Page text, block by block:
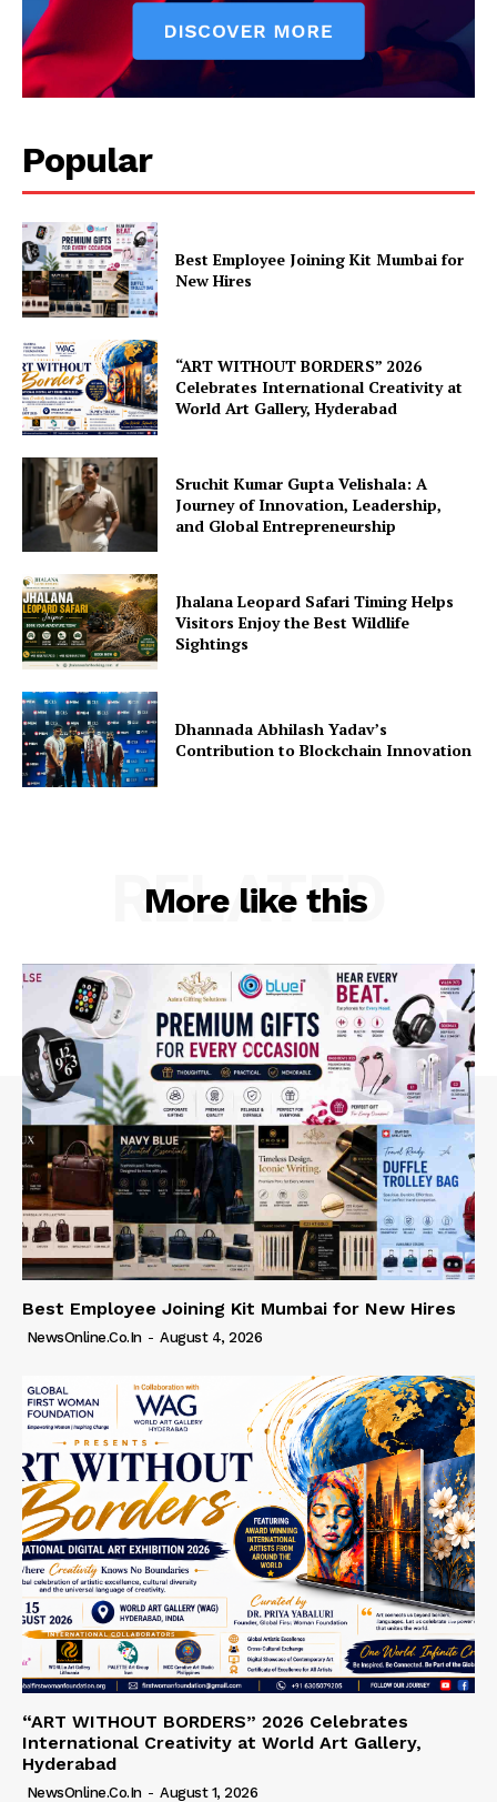
Popular
Best Employee Joining Kit Mumbai for
New Hires
“ART WITHOUT BORDERS” 2026
Celebrates International Creativity at
World Art Gallery, Hyderabad
Sruchit Kumar Gupta Velishala: A
Journey of Innovation, Leadership,
and Global Entrepreneurship
Jhalana Leopard Safari Timing Helps
Visitors Enjoy the Best Wildlife
Sightings
Dhannada Abhilash Yadav’s
Contribution to Blockchain Innovation
More like this
RELATED
Best Employee Joining Kit Mumbai for New Hires
NewsOnline.co.in - August 4, 2026
“ART WITHOUT BORDERS” 2026 Celebrates
International Creativity at World Art Gallery,
Hyderabad
NewsOnline.co.in - August 1, 2026